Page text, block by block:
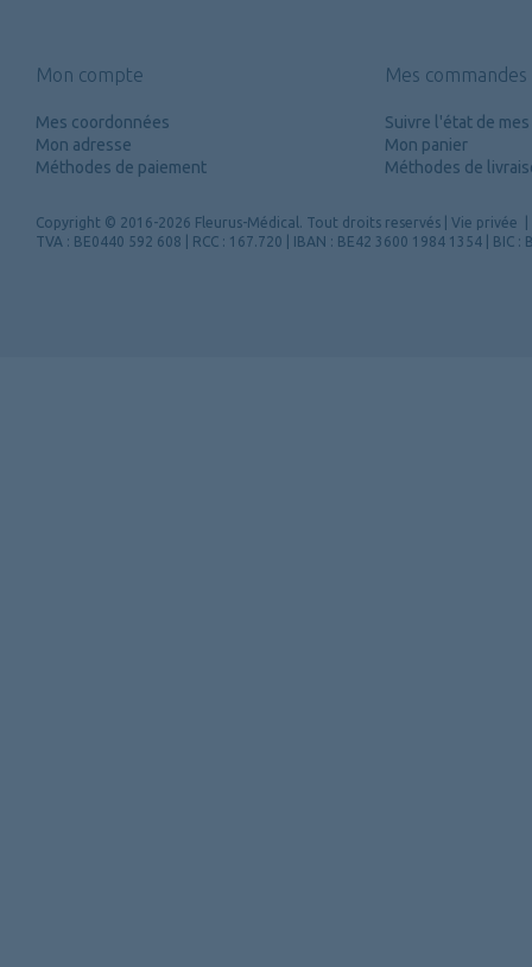
Mon compte
Mes coordonnées
Mon adresse
Méthodes de paiement
Mes commandes
Suivre l'état de
Mon panier
Méthodes de
Copyright © 2016-2026 Fleurus-Médical. Tout droits reservés Vie privée
TVA : BE0440 592 608 | RCC : 167.720 | IBAN : BE42 3600 1984 1354 | BIC :